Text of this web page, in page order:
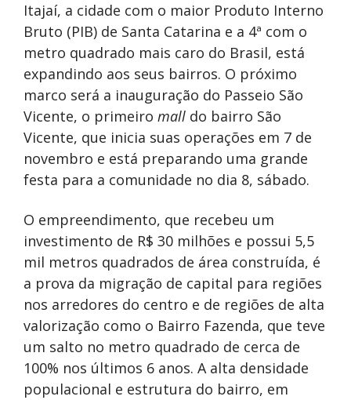
Itajaí, a cidade com o maior Produto Interno
Bruto (PIB) de Santa Catarina e a 4ª com o
metro quadrado mais caro do Brasil, está
expandindo aos seus bairros. O próximo
marco será a inauguração do Passeio São
Vicente, o primeiro mall do bairro São
Vicente, que inicia suas operações em 7 de
novembro e está preparando uma grande
festa para a comunidade no dia 8, sábado.
O empreendimento, que recebeu um
investimento de R$ 30 milhões e possui 5,5
mil metros quadrados de área construída, é
a prova da migração de capital para regiões
nos arredores do centro e de regiões de alta
valorização como o Bairro Fazenda, que teve
um salto no metro quadrado de cerca de
100% nos últimos 6 anos. A alta densidade
populacional e estrutura do bairro, em